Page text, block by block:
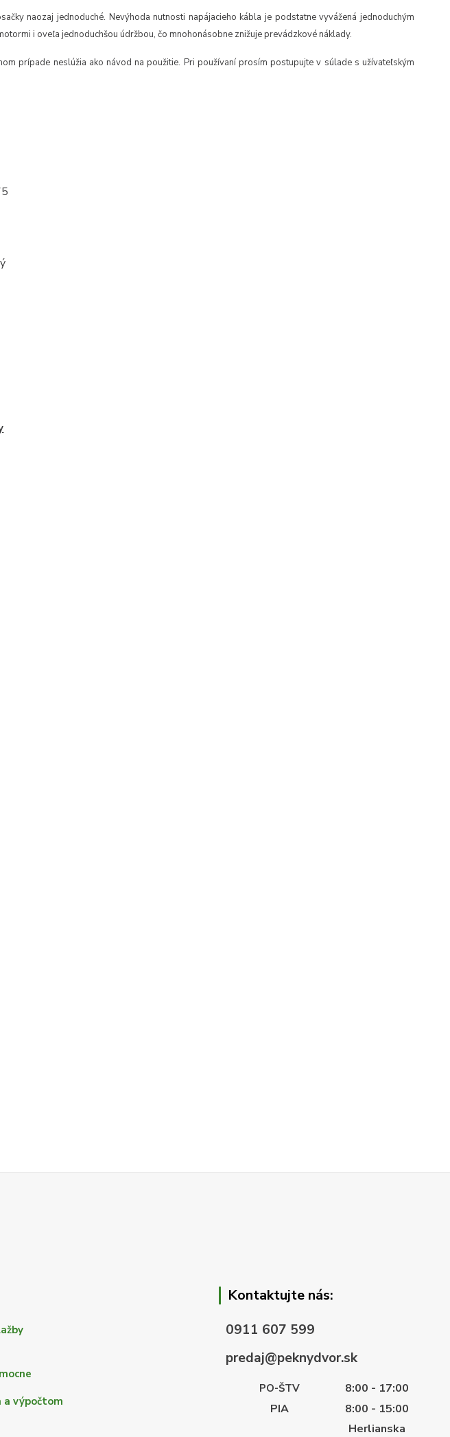
naozaj jednoduché. Nevýhoda nutnosti napájacieho kábla je podstatne vyvážená jednoduchým
i oveľa jednoduchšou údržbou, čo mnohonásobne znižuje prevádzkové náklady.
prípade neslúžia ako návod na použitie. Pri používaní prosím postupujte v súlade s užívateľským
a výpočtom
Kontaktujte nás:
0911 607 599
predaj@peknydvor.sk
PO-ŠTV
8:00 - 17:00
PIA
8:00 - 15:00
Herlianska